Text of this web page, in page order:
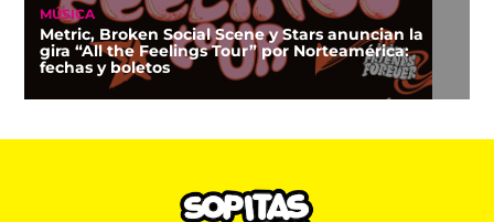
MÚSICA
Metric, Broken Social Scene y Stars anuncian la
gira “All the Feelings Tour” por Norteamérica:
fechas y boletos